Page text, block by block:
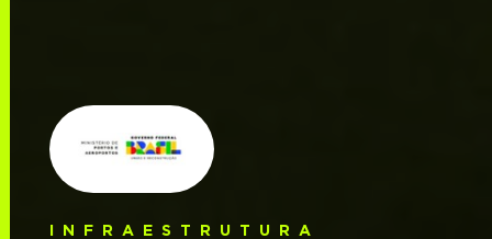
INFRAESTRUTURA